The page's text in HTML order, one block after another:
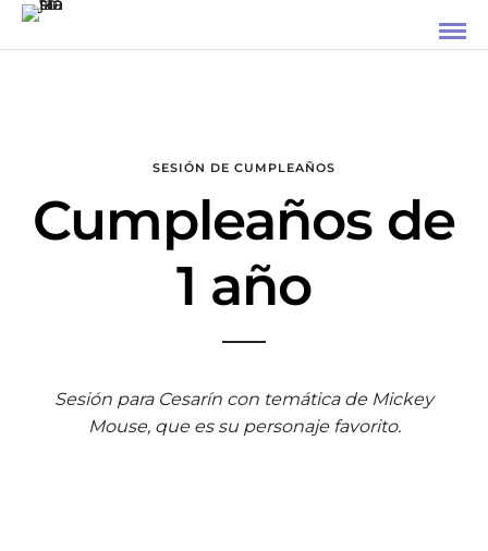
SESIÓN DE CUMPLEAÑOS
Cumpleaños de
1 año
Sesión para Cesarín con temática de Mickey
Mouse, que es su personaje favorito.